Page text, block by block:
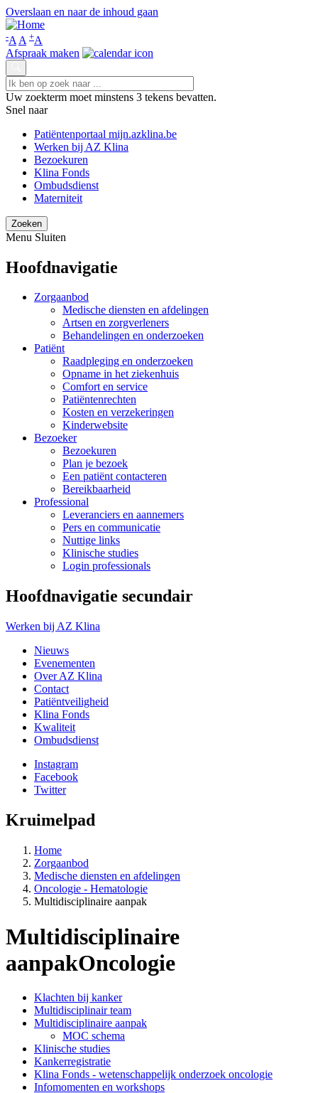
Overslaan en naar de inhoud gaan
-A A +A
Afspraak maken
Uw zoekterm moet minstens 3 tekens bevatten.
Snel naar
Patiëntenportaal mijn.azklina.be
Werken bij AZ Klina
Bezoekuren
Klina Fonds
Ombudsdienst
Materniteit
Menu Sluiten
Hoofdnavigatie
Zorgaanbod
Medische diensten en afdelingen
Artsen en zorgverleners
Behandelingen en onderzoeken
Patiënt
Raadpleging en onderzoeken
Opname in het ziekenhuis
Comfort en service
Patiëntenrechten
Kosten en verzekeringen
Kinderwebsite
Bezoeker
Bezoekuren
Plan je bezoek
Een patiënt contacteren
Bereikbaarheid
Professional
Leveranciers en aannemers
Pers en communicatie
Nuttige links
Klinische studies
Login professionals
Hoofdnavigatie secundair
Werken bij AZ Klina
Nieuws
Evenementen
Over AZ Klina
Contact
Patiëntveiligheid
Klina Fonds
Kwaliteit
Ombudsdienst
Instagram
Facebook
Twitter
Kruimelpad
Home
Zorgaanbod
Medische diensten en afdelingen
Oncologie - Hematologie
Multidisciplinaire aanpak
Multidisciplinaire
aanpakOncologie
Klachten bij kanker
Multidisciplinair team
Multidisciplinaire aanpak
MOC schema
Klinische studies
Kankerregistratie
Klina Fonds - wetenschappelijk onderzoek oncologie
Infomomenten en workshops